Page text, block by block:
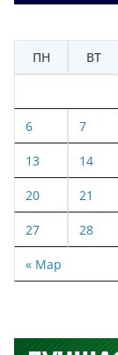
ПН
ВТ
« Мар
6 7
13 14
20 21
27 28